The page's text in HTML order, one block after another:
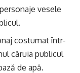
vesele
costumat într-
căruia publicul
de apă.